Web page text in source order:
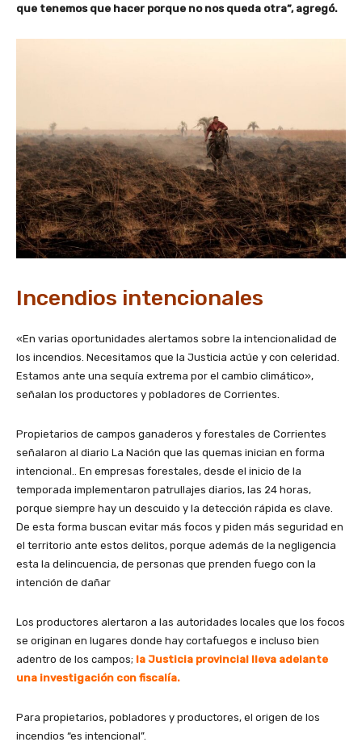
que tenemos que hacer porque no nos queda otra”, agregó.
Incendios intencionales
«En varias oportunidades alertamos sobre la intencionalidad de
los incendios. Necesitamos que la Justicia actúe y con celeridad.
Estamos ante una sequía extrema por el cambio climático»,
señalan los productores y pobladores de Corrientes.
Propietarios de campos ganaderos y forestales de Corrientes
señalaron al diario La Nación que las quemas inician en forma
intencional.. En empresas forestales, desde el inicio de la
temporada implementaron patrullajes diarios, las 24 horas,
porque siempre hay un descuido y la detección rápida es clave.
De esta forma buscan evitar más focos y piden más seguridad en
el territorio ante estos delitos, porque además de la negligencia
esta la delincuencia, de personas que prenden fuego con la
intención de dañar
Los productores alertaron a las autoridades locales que los focos
se originan en lugares donde hay cortafuegos e incluso bien
adentro de los campos; la Justicia provincial lleva adelante
una investigación con fiscalía.
Para propietarios, pobladores y productores, el origen de los
incendios “es intencional”.